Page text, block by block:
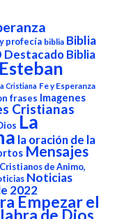
profecía biblia Biblia
Destacado Biblia
Esteban
Cristiana Fe y Esperanza
frases Imagenes
Cristianas
La
la oración de la
Mensajes
de Animo,
Noticias
2022
Empezar el
de Dios